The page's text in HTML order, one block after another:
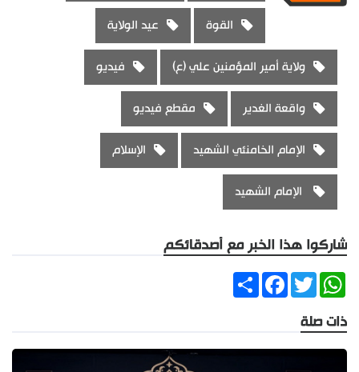
القوة عيد الولاية
ولاية أمير المؤمنين علي (ع) فيديو
واقعة الغدير مقطع فيديو
الإمام الخامنئي الشهيد الإسلام
الإمام الشهيد
شاركوا هذا الخبر مع أصدقائكم
ShareFacebookTwitter
WhatsApp
ذات صلة